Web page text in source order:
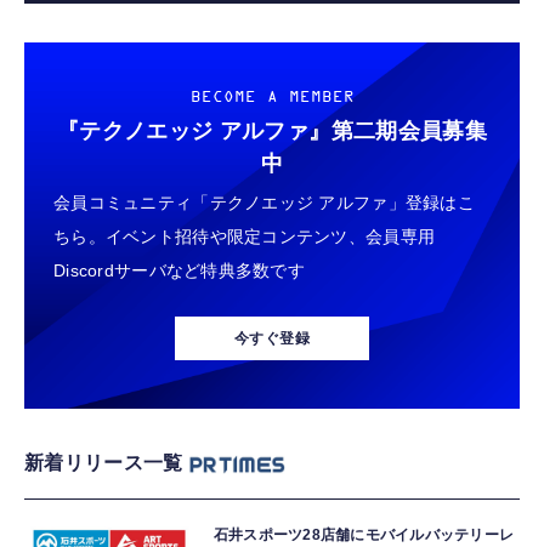
BECOME A MEMBER
『テクノエッジ アルファ』 第二期会員募集
中
会員コミュニティ「テクノエッジ アルファ」登録はこ
ちら。イベント招待や限定コンテンツ、会員専用
Discordサーバなど特典多数です
今すぐ登録
新着リリース一覧
石井スポーツ28店舗にモバイルバッテリーレ